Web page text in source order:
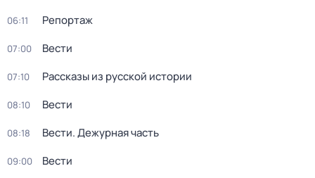
06:11 Репортаж
07:00 Вести
07:10 Рассказы из русской истории
08:10 Вести
08:18 Вести. Дежурная часть
09:00 Вести